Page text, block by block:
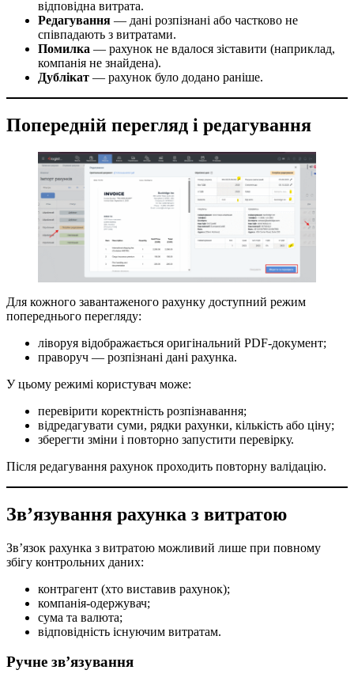
відповідна витрата.
Редагування — дані розпізнані або частково не
співпадають з витратами.
Помилка — рахунок не вдалося зіставити (наприклад,
компанія не знайдена).
Дублікат — рахунок було додано раніше.
Попередній перегляд і редагування
Для кожного завантаженого рахунку доступний режим
попереднього перегляду:
ліворуя відображається оригінальний PDF-документ;
праворуч — розпізнані дані рахунка.
У цьому режимі користувач може:
перевірити коректність розпізнавання;
відредагувати суми, рядки рахунки, кількість або ціну;
зберегти зміни і повторно запустити перевірку.
Після редагування рахунок проходить повторну валідацію.
Зв’язування рахунка з витратою
Зв’язок рахунка з витратою можливий лише при повному
збігу контрольних даних:
контрагент (хто виставив рахунок);
компанія-одержувач;
сума та валюта;
відповідність існуючим витратам.
Ручне зв’язування